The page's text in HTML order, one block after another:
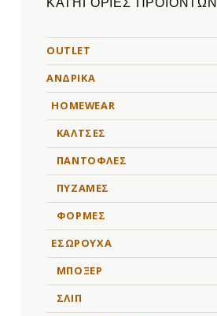
ΚΑΤΗΓΟΡΊΕΣ ΠΡΟΪΌΝΤΩΝ
OUTLET
ΑΝΔΡΙΚΑ
HOMEWEAR
ΚΑΛΤΣΕΣ
ΠΑΝΤΟΦΛΕΣ
ΠΥΖΑΜΕΣ
ΦΟΡΜΕΣ
ΕΣΩΡΟΥΧΑ
ΜΠΟΞΕΡ
ΣΛΙΠ